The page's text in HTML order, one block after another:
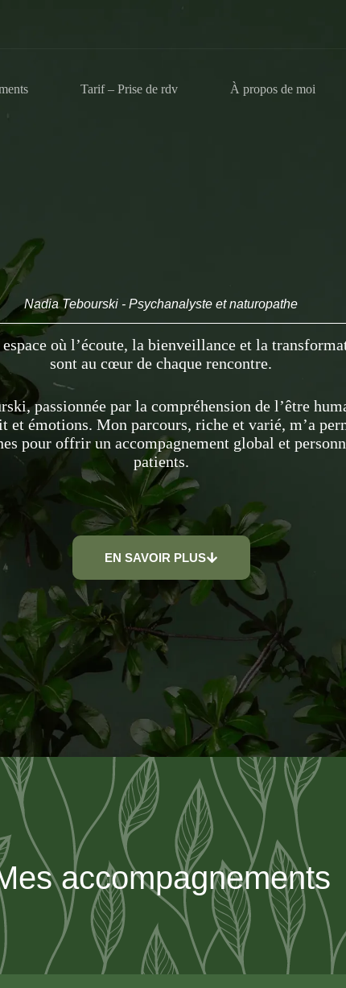
Tarif – Prise de rdv À propos de moi
Nadia Tebourski - Psychanalyste et naturopathe
où l’écoute, la bienveillance et la
sont au cœur de chaque rencontre.
passionnée par la compréhension de l’être
et émotions. Mon parcours, riche et varié, m’a
pour offrir un accompagnement global et
patients.
EN SAVOIR PLUS
accompagnements